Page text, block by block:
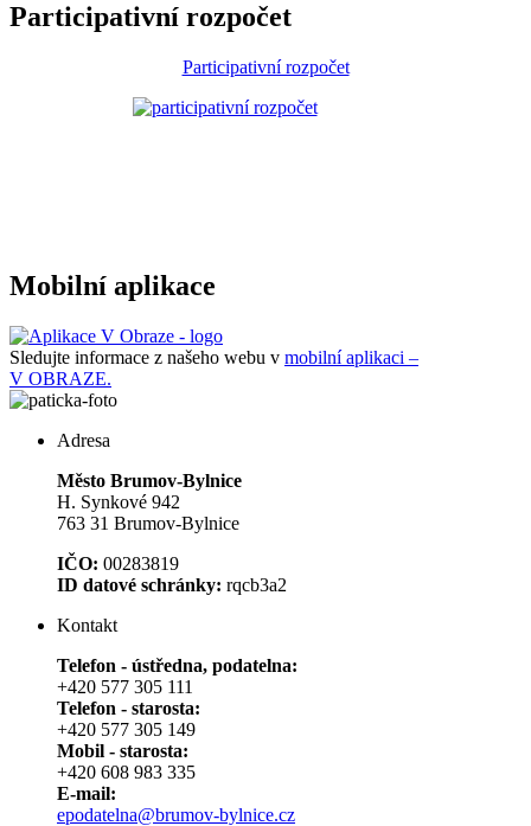
Participativní rozpočet
Participativní rozpočet
Mobilní aplikace
Sledujte informace z našeho webu v mobilní aplikaci –
V OBRAZE.
Adresa
Město Brumov-Bylnice
H. Synkové 942
763 31 Brumov-Bylnice
IČO: 00283819
ID datové schránky: rqcb3a2
Kontakt
Telefon - ústředna, podatelna:
+420 577 305 111
Telefon - starosta:
+420 577 305 149
Mobil - starosta:
+420 608 983 335
E-mail:
epodatelna@brumov-bylnice.cz